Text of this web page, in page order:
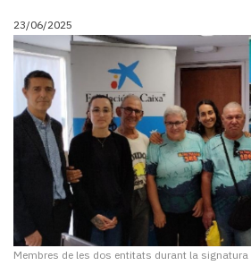
23/06/2025
Membres de les dos entitats durant la signatura